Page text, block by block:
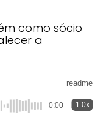
como sócio
a
readme
0:00 1.0x